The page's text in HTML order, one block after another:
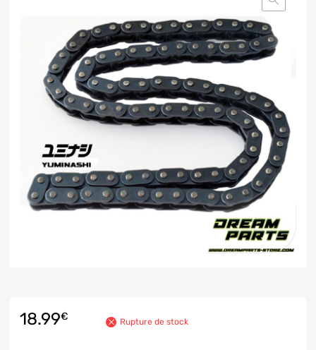
18.99€ Rupture de stock